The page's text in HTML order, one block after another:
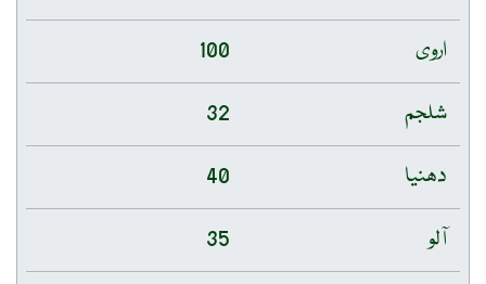
اروی
100
شلجم
32
دھنیا
40
آلو
35